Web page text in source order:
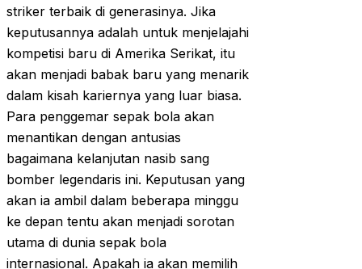
striker terbaik di generasinya. Jika
keputusannya adalah untuk menjelajahi
kompetisi baru di Amerika Serikat, itu
akan menjadi babak baru yang menarik
dalam kisah kariernya yang luar biasa.
Para penggemar sepak bola akan
menantikan dengan antusias
bagaimana kelanjutan nasib sang
bomber legendaris ini. Keputusan yang
akan ia ambil dalam beberapa minggu
ke depan tentu akan menjadi sorotan
utama di dunia sepak bola
internasional. Apakah ia akan memilih